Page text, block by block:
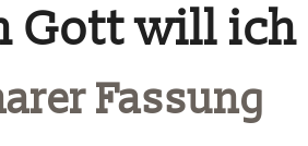
Gott will
Fassung